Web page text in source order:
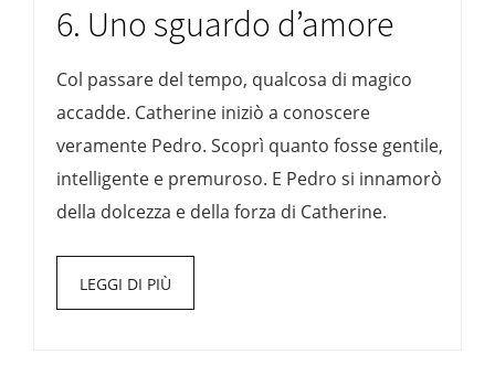
6. Uno sguardo d’amore
Col passare del tempo, qualcosa di magico
accadde. Catherine iniziò a conoscere
veramente Pedro. Scoprì quanto fosse gentile,
intelligente e premuroso. E Pedro si innamorò
della dolcezza e della forza di Catherine.
LEGGI DI PIÙ